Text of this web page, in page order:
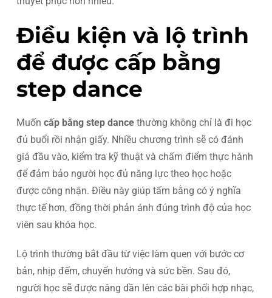
Điều kiện và lộ trình
để được cấp bằng
step dance
Muốn cấp bằng step dance thường không chỉ là đi học
đủ buổi rồi nhận giấy. Nhiều chương trình sẽ có đánh
giá đầu vào, kiểm tra kỹ thuật và chấm điểm thực hành
để đảm bảo người học đủ năng lực theo học hoặc
được công nhận. Điều này giúp tấm bằng có ý nghĩa
thực tế hơn, đồng thời phản ánh đúng trình độ của học
viên sau khóa học.
Lộ trình thường bắt đầu từ việc làm quen với bước cơ
bản, nhịp đếm, chuyển hướng và sức bền. Sau đó,
người học sẽ được nâng dần lên các bài phối hợp nhạc,